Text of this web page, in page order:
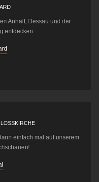
Anhalt, Dessau und der
entdecken.
einfach mal auf unserem